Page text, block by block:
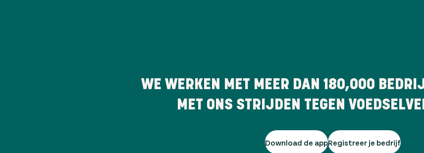
WE WERKEN MET MEER DAN 180,000
MET ONS STRIJDEN TEGEN
Download de appRegistreer je bedrijf